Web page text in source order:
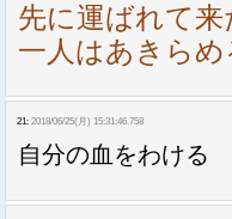
先に運ばれて来
一人はあきらめ
21: 2018/06/25(月) 15:31:46.758
自分の血をわける